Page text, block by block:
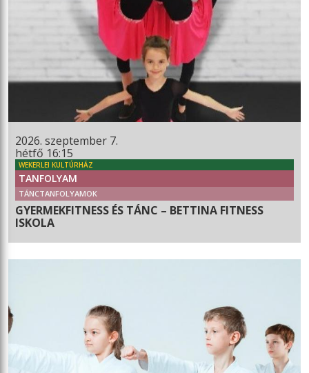
2026. szeptember 7.
hétfő 16:15
WEKERLEI KULTÚRHÁZ
TANFOLYAM
TÁNCTANFOLYAMOK
GYERMEKFITNESS ÉS TÁNC – BETTINA FITNESS
ISKOLA